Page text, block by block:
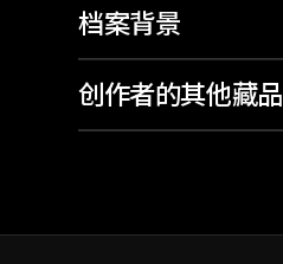
档案背景
创作者的其他藏品